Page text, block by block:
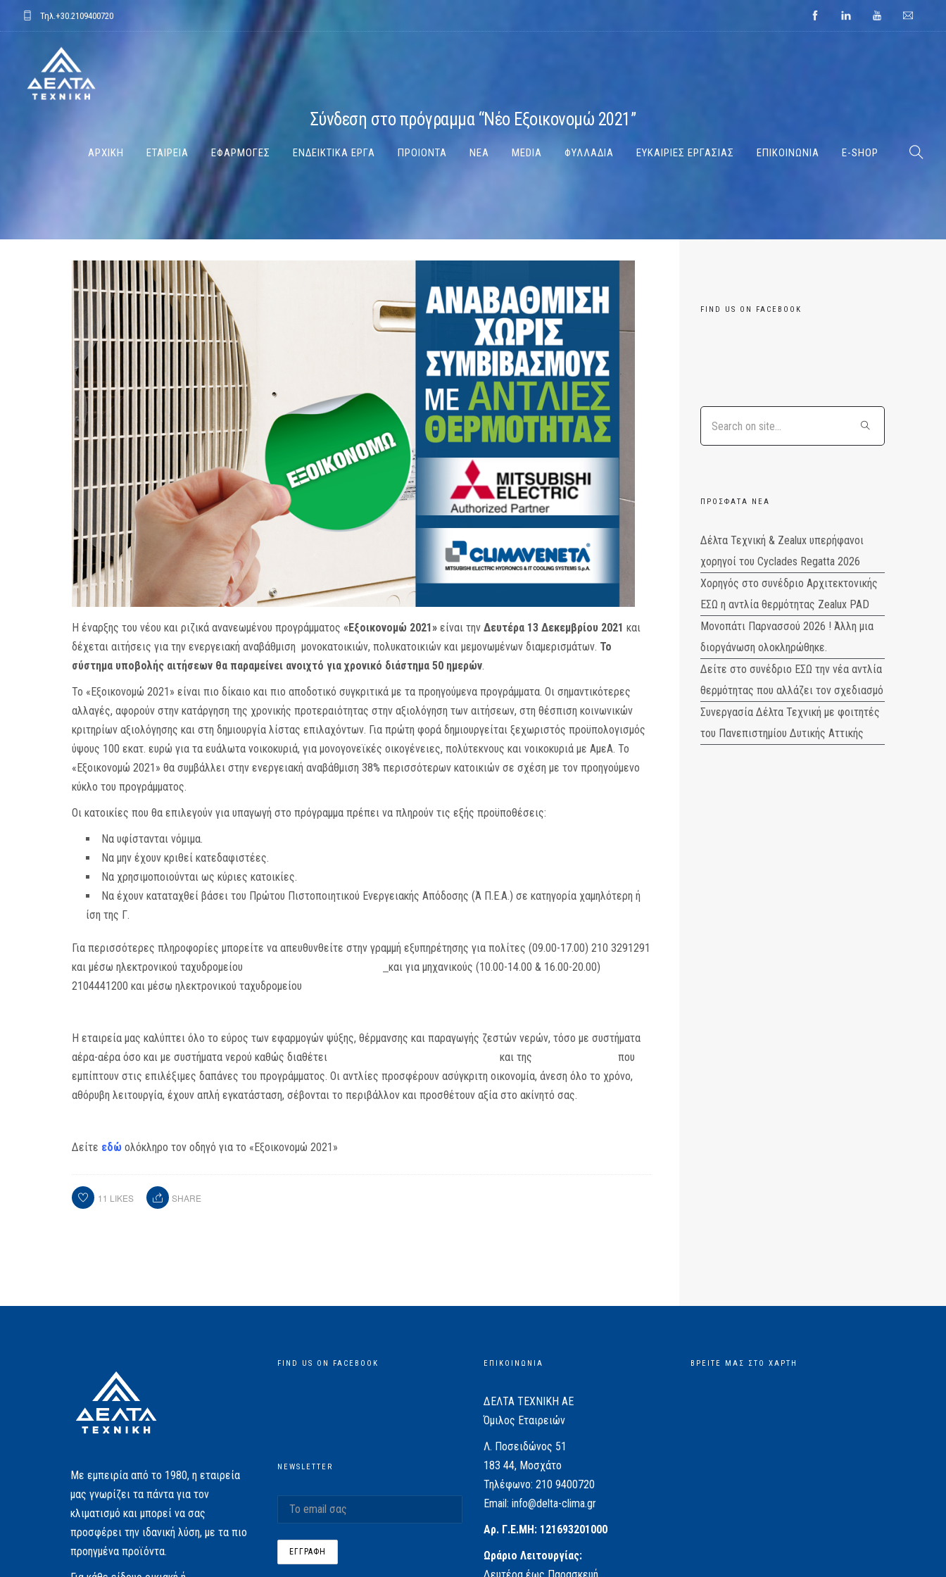
Τηλ.+30.2109400720
ΑΡΧΙΚΗ ΕΤΑΙΡΕΙΑ ΕΦΑΡΜΟΓΕΣ ΕΝΔΕΙΚΤΙΚΑ ΕΡΓΑ ΠΡΟΙΟΝΤΑ ΝΕΑ MEDIA ΦΥΛΛΑΔΙΑ ΕΥΚΑΙΡΙΕΣ ΕΡΓΑΣΙΑΣ ΕΠΙΚΟΙΝΩΝΙΑ E-SHOP
Σύνδεση στο πρόγραμμα “Νέο Εξοικονομώ 2021”
Η έναρξης του νέου και ριζικά ανανεωμένου προγράμματος «Εξοικονομώ 2021» είναι την Δευτέρα 13 Δεκεμβρίου 2021 και
δέχεται αιτήσεις για την ενεργειακή αναβάθμιση μονοκατοικιών, πολυκατοικιών και μεμονωμένων διαμερισμάτων. Το
σύστημα υποβολής αιτήσεων θα παραμείνει ανοιχτό για χρονικό διάστημα 50 ημερών.
Το «Εξοικονομώ 2021» είναι πιο δίκαιο και πιο αποδοτικό συγκριτικά με τα προηγούμενα προγράμματα. Οι σημαντικότερες
αλλαγές, αφορούν στην κατάργηση της χρονικής προτεραιότητας στην αξιολόγηση των αιτήσεων, στη θέσπιση κοινωνικών
κριτηρίων αξιολόγησης και στη δημιουργία λίστας επιλαχόντων. Για πρώτη φορά δημιουργείται ξεχωριστός προϋπολογισμός
ύψους 100 εκατ. ευρώ για τα ευάλωτα νοικοκυριά, για μονογονεϊκές οικογένειες, πολύτεκνους και νοικοκυριά με ΑμεΑ. Το
«Εξοικονομώ 2021» θα συμβάλλει στην ενεργειακή αναβάθμιση 38% περισσότερων κατοικιών σε σχέση με τον προηγούμενο
κύκλο του προγράμματος.
Οι κατοικίες που θα επιλεγούν για υπαγωγή στο πρόγραμμα πρέπει να πληρούν τις εξής προϋποθέσεις:
Να υφίστανται νόμιμα.
Να μην έχουν κριθεί κατεδαφιστέες.
Να χρησιμοποιούνται ως κύριες κατοικίες.
Να έχουν καταταχθεί βάσει του Πρώτου Πιστοποιητικού Ενεργειακής Απόδοσης (Ά Π.Ε.Α.) σε κατηγορία χαμηλότερη ή
ίση της Γ.
Για περισσότερες πληροφορίες μπορείτε να απευθυνθείτε στην γραμμή εξυπηρέτησης για πολίτες (09.00-17.00) 210 3291291
και μέσω ηλεκτρονικού ταχυδρομείου
και για μηχανικούς (10.00-14.00 & 16.00-20.00)
2104441200 και μέσω ηλεκτρονικού ταχυδρομείου
H εταιρεία μας καλύπτει όλο το εύρος των εφαρμογών ψύξης, θέρμανσης και παραγωγής ζεστών νερών, τόσο με συστήματα
αέρα-αέρα όσο και με συστήματα νερού καθώς διαθέτει
και της
που
εμπίπτουν στις επιλέξιμες δαπάνες του προγράμματος. Οι αντλίες προσφέρουν ασύγκριτη οικονομία, άνεση όλο το χρόνο,
αθόρυβη λειτουργία, έχουν απλή εγκατάσταση, σέβονται το περιβάλλον και προσθέτουν αξία στο ακίνητό σας.
Δείτε εδώ ολόκληρο τον οδηγό για το «Εξοικονομώ 2021»
11 LIKES SHARE
FIND US ON FACEBOOK
ΠΡΌΣΦΑΤΑ ΝΈΑ
Δέλτα Τεχνική & Zealux υπερήφανοι
χορηγοί του Cyclades Regatta 2026
Χορηγός στο συνέδριο Αρχιτεκτονικής
ΕΣΩ η αντλία θερμότητας Zealux PAD
Μονοπάτι Παρνασσού 2026 ! Άλλη μια
διοργάνωση ολοκληρώθηκε.
Δείτε στο συνέδριο ΕΣΩ την νέα αντλία
θερμότητας που αλλάζει τον σχεδιασμό
Συνεργασία Δέλτα Τεχνική με φοιτητές
του Πανεπιστημίου Δυτικής Αττικής
Με εμπειρία από το 1980, η εταιρεία
μας γνωρίζει τα πάντα για τον
κλιματισμό και μπορεί να σας
προσφέρει την ιδανική λύση, με τα πιο
προηγμένα προϊόντα.
FIND US ON FACEBOOK
NEWSLETTER
ΕΠΙΚΟΙΝΩΝΙΑ
ΔΕΛΤΑ ΤΕΧΝΙΚΗ ΑΕ
Όμιλος Εταιρειών
Λ. Ποσειδώνος 51
183 44, Μοσχάτο
Τηλέφωνο: 210 9400720
Email: info@delta-clima.gr
Αρ. Γ.Ε.ΜΗ: 121693201000
Ωράριο Λειτουργίας:
ΒΡΕΊΤΕ ΜΑΣ ΣΤΟ ΧΆΡΤΗ